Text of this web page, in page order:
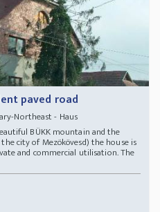
paved road
Northeast - Haus
BÜKK mountain and the
city of Mezökövesd) the house is
and commercial utilisation. The